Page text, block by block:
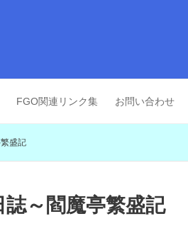
FGO関連リンク集 お問い合わせ
盛記
誌～閻魔亭繁盛記